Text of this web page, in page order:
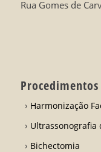
Rua Gomes de
Procedimentos
Harmonização
Ultrassonografia
Bichectomia